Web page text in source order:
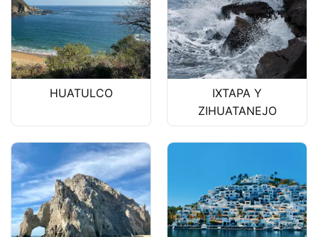
HUATULCO
IXTAPA Y
ZIHUATANEJO